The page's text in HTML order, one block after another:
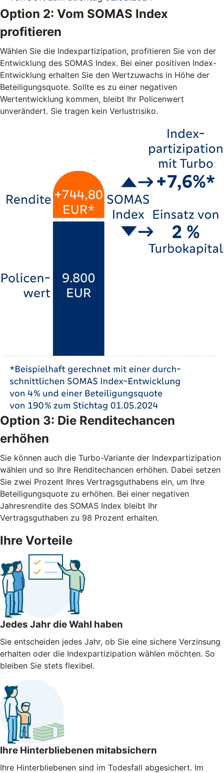
Option 2: Vom SOMAS Index
profitieren
Wählen Sie die Indexpartizipation, profitieren Sie von der
Entwicklung des SOMAS Index. Bei einer positiven Index-
Entwicklung erhalten Sie den Wertzuwachs in Höhe der
Beteiligungsquote. Sollte es zu einer negativen
Wertentwicklung kommen, bleibt Ihr Policenwert
unverändert. Sie tragen kein Verlustrisiko.
Option 3: Die Renditechancen
erhöhen
Sie können auch die Turbo-Variante der Indexpartizipation
wählen und so Ihre Renditechancen erhöhen. Dabei setzen
Sie zwei Prozent Ihres Vertragsguthabens ein, um Ihre
Beteiligungsquote zu erhöhen. Bei einer negativen
Jahresrendite des SOMAS Index bleibt Ihr
Vertragsguthaben zu 98 Prozent erhalten.
Ihre Vorteile
Jedes Jahr die Wahl haben
Sie entscheiden jedes Jahr, ob Sie eine sichere Verzinsung
erhalten oder die Indexpartizipation wählen möchten. So
bleiben Sie stets flexibel.
Ihre Hinterbliebenen mitabsichern
Ihre Hinterbliebenen sind im Todesfall abgesichert. Im